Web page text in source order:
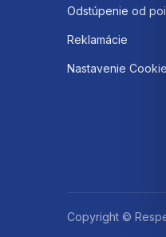
Odstúpenie od
Reklamácie
Nastavenie
Copyright ©